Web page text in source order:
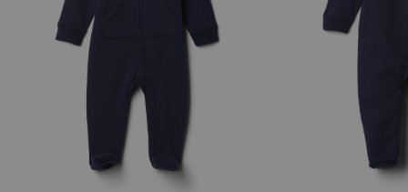
Camperas
Musculosas
Vestidos y polleras
Camperas
Chalecos
Ropa interior
Camperas
Chalecos
Ropa interior
Camperas
Pijamas
Sets